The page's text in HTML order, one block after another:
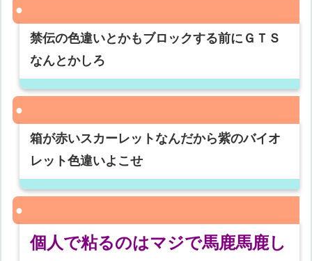
禁伝の色違いとかもブロックする前にＧＴＳ
なんとかしろ
箱が赤いスカーレットなんだから紫のバイオ
レット色違いよこせ
個人で粘るのはマジで馬鹿馬鹿し